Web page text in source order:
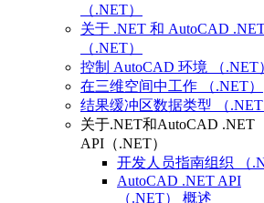
（.NET）
关于 .NET 和 AutoCAD
（.NET）
控制 AutoCAD 环境 （.NET
在三维空间中工作 （.NET）
结果缓冲区数据类型 （.NET
关于.NET和AutoCAD .NET
API（.NET）
开发人员指南组织 （
AutoCAD .NET API
（.NET） 概述